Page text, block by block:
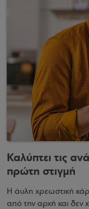
Καλύπτει τις
πρώτη στιγμή
Η άυλη χρεωστική
από την αρχή και δεν